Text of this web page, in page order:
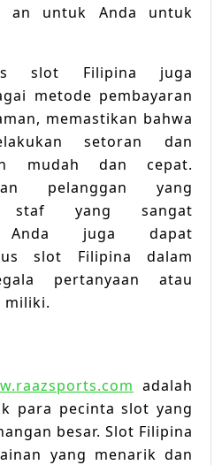
an untuk Anda untuk
slot Filipina juga
metode pembayaran
memastikan bahwa
setoran dan
mudah dan cepat.
pelanggan yang
staf yang sangat
Anda juga dapat
slot Filipina dalam
pertanyaan atau
miliki.
adalah
para pecinta slot yang
besar. Slot Filipina
yang menarik dan